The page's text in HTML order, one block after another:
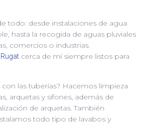
todo: desde instalaciones de agua
hasta la recogida de aguas pluviales
comercios o industrias.
cerca de mí siempre listos para
las tuberías? Hacemos limpieza
arquetas y sifones, además de
de arquetas. También
todo tipo de lavabos y